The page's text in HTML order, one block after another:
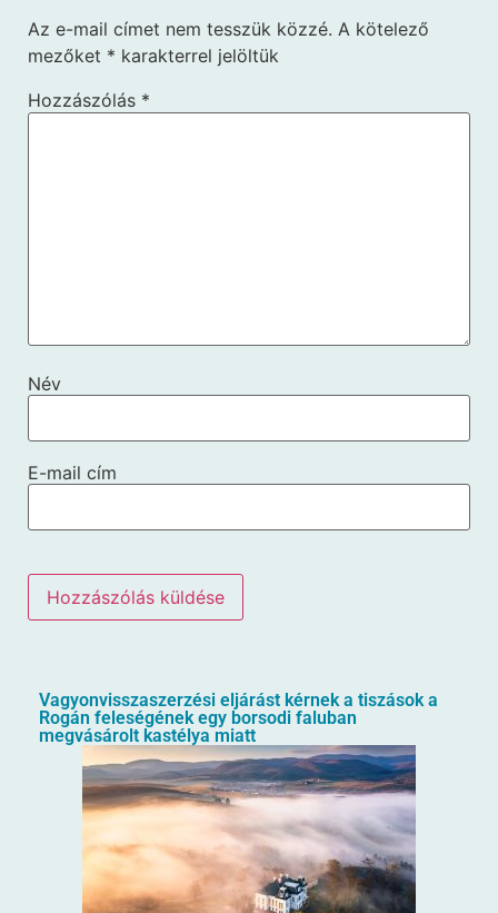
Az e-mail címet nem tesszük közzé. A kötelező
mezőket * karakterrel jelöltük
Hozzászólás *
Név
E-mail cím
Vagyonvisszaszerzési eljárást kérnek a tiszások a
Rogán feleségének egy borsodi faluban
megvásárolt kastélya miatt